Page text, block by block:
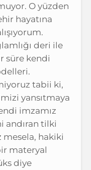
O yüzden
hayatına
deri ile
süre kendi
tabii ki,
yansıtmaya
imzamız
andıran tilki
mesela, hakiki
materyal
diye